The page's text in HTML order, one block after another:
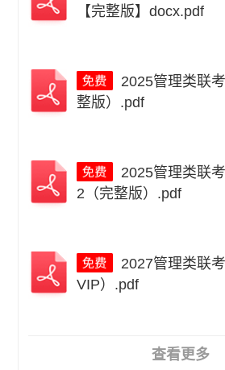
【完整版】docx.pdf
整版）.pdf
2（完整版）.pdf
VIP）.pdf
查看更多